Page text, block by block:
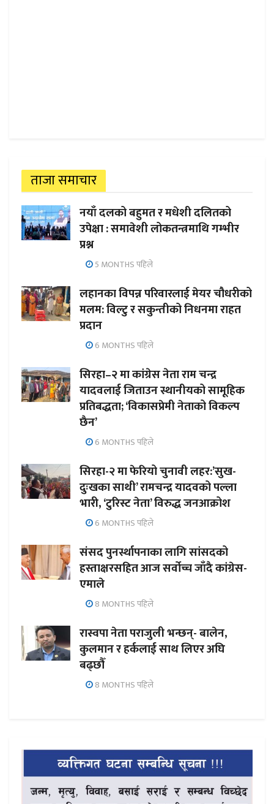
ताजा समाचार
नयाँ दलको बहुमत र मधेशी दलितको
उपेक्षा : समावेशी लोकतन्त्रमाथि गम्भीर
प्रश्न
5 MONTHS पहिले
लहानका विपन्न परिवारलाई मेयर चौधरीको
मलम: विल्टु र सकुन्तीको निधनमा राहत
प्रदान
6 MONTHS पहिले
सिरहा–२ मा कांग्रेस नेता राम चन्द्र
यादवलाई जिताउन स्थानीयको सामूहिक
प्रतिबद्धता; ‘विकासप्रेमी नेताको विकल्प
छैन’
6 MONTHS पहिले
सिरहा-२ मा फेरियो चुनावी लहर:’सुख-
दुःखका साथी’ रामचन्द्र यादवको पल्ला
भारी, ‘टुरिस्ट नेता’ विरुद्ध जनआक्रोश
6 MONTHS पहिले
संसद पुनर्स्थापनाका लागि सांसदको
हस्ताक्षरसहित आज सर्वोच्च जाँदै कांग्रेस-
एमाले
8 MONTHS पहिले
रास्वपा नेता पराजुली भन्छन्- बालेन,
कुलमान र हर्कलाई साथ लिएर अघि
बढ्छौँ
8 MONTHS पहिले